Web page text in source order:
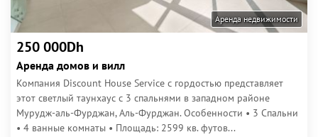
Аренда недвижимости
250 000Dh
Аренда домов и вилл
Компания Discount House Service с гордостью представляет
этот светлый таунхаус с 3 спальнями в западном районе
Мурудж-аль-Фурджан, Аль-Фурджан. Особенности • 3 Спальни
• 4 ванные комнаты • Площадь: 2599 кв. футов...